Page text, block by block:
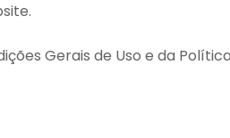
Gerais de Uso e da